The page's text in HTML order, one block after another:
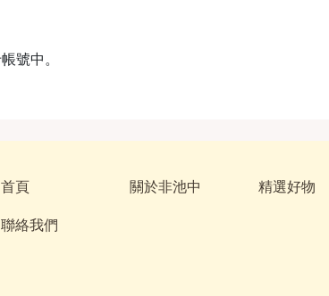
號中。
首頁 關於非池中 精選好物
聯絡我們